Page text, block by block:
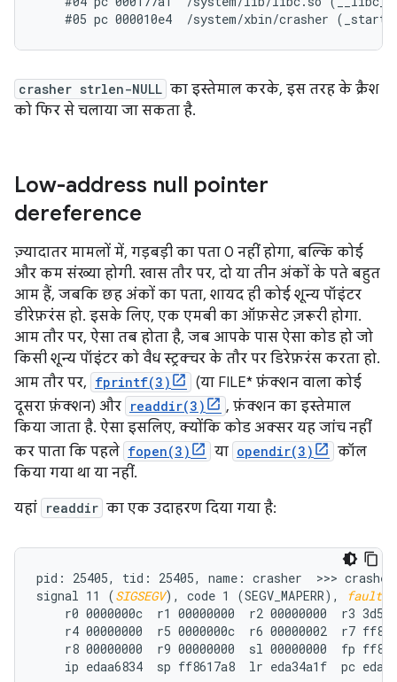
crasher strlen-NULL का इस्तेमाल करके, इस तरह के क्रैश
को फिर से चलाया जा सकता है.
Low-address null pointer
dereference
ज़्यादातर मामलों में, गड़बड़ी का पता 0 नहीं होगा, बल्कि कोई
और कम संख्या होगी. खास तौर पर, दो या तीन अंकों के पते बहुत
आम हैं, जबकि छह अंकों का पता, शायद ही कोई शून्य पॉइंटर
डीरेफ़रंस हो. इसके लिए, एक एमबी का ऑफ़सेट ज़रूरी होगा.
आम तौर पर, ऐसा तब होता है, जब आपके पास ऐसा कोड हो जो
किसी शून्य पॉइंटर को वैध स्ट्रक्चर के तौर पर डिरेफ़रंस करता हो.
आम तौर पर, fprintf(3)
(या FILE* फ़ंक्शन वाला कोई
दूसरा फ़ंक्शन) और readdir(3)
, फ़ंक्शन का इस्तेमाल
किया जाता है. ऐसा इसलिए, क्योंकि कोड अक्सर यह जांच नहीं
कर पाता कि पहले fopen(3) या opendir(3)
कॉल
किया गया था या नहीं.
यहां readdir का एक उदाहरण दिया गया है:
pid: 25405, tid: 25405, name: crasher  >>> crasher
signal 11 (SIGSEGV), code 1 (SEGV_MAPERR),
fault
r0 0000000c  r1 00000000  r2 00000000  r3
r4 00000000  r5 0000000c  r6 00000002  r7
r8 00000000  r9 00000000  sl 00000000  fp
ip edaa6834  sp ff8617a8  lr eda34a1f  pc